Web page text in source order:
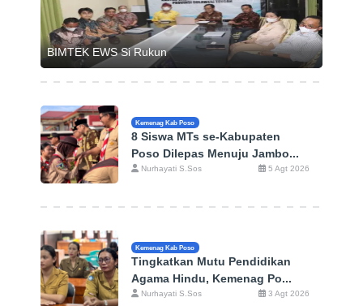
BIMTEK EWS Si Rukun
Kemenag Kab Poso
8 Siswa MTs se-Kabupaten
Poso Dilepas Menuju Jambo...
Nurhayati S.Sos 5 Agt 2026
Kemenag Kab Poso
Tingkatkan Mutu Pendidikan
Agama Hindu, Kemenag Po...
Nurhayati S.Sos 3 Agt 2026